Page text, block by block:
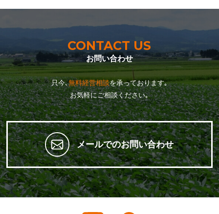
CONTACT US
お問い合わせ
只今､無料経営相談を承っております｡
お気軽にご相談ください｡
メールでのお問い合わせ